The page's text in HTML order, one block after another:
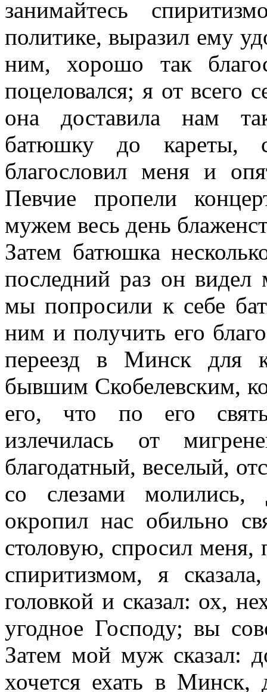
занимайтесь
политике, выразил ему
ним, хорошо так
поцеловался; я от всего
она доставила нам
батюшку до кареты,
благословил меня и
Певчие пропели
мужем весь день
Затем батюшка
последний раз он видел
мы попросили к себе
ним и получить его
переезд в Минск для
бывшим Скобелевским,
его, что по его
излечилась от
благодатный, веселый,
со слезами молились,
окропил нас обильно
столовую, спросил меня,
спиритизмом, я
головкой и сказал: ох,
угодное Господу; вы
Затем мой муж сказал:
хочется ехать в